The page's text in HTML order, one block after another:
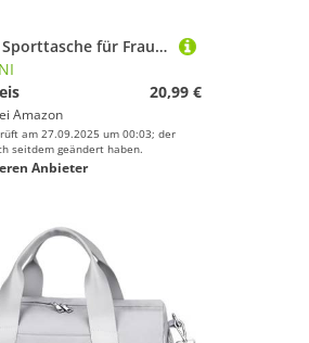
16L Klein Sporttasche für Frauen und Kinder,Mit Schuhfach&Trocken-Nass Trennung,Praktisch für Fitness, Reisen, Tanzen, Schwimmen, Schwarz
20,99 €
Amazon
am 27.09.2025 um 00:03; der
seitdem geändert haben.
Anbieter